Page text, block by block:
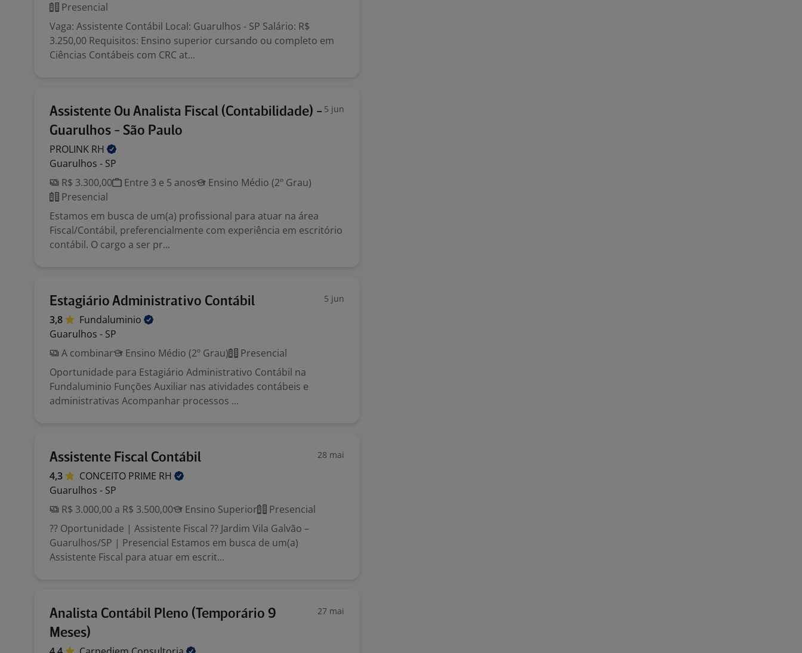
Presencial
Vaga: Assistente Contábil Local: Guarulhos - SP Salário: R$
3.250,00 Requisitos: Ensino superior cursando ou completo em
Ciências Contábeis com CRC at...
Assistente Ou Analista Fiscal (Contabilidade) -
Guarulhos - São Paulo
5 jun
PROLINK RH
Guarulhos - SP
R$ 3.300,00
Entre 3 e 5 anos
Ensino Médio (2º Grau)
Presencial
Estamos em busca de um(a) profissional para atuar na área
Fiscal/Contábil, preferencialmente com experiência em escritório
contábil. O cargo a ser pr...
Estagiário Administrativo Contábil 5 jun
3,8
Fundaluminio
Guarulhos - SP
A combinar
Ensino Médio (2º Grau)
Presencial
Oportunidade para Estagiário Administrativo Contábil na
Fundaluminio Funções Auxiliar nas atividades contábeis e
administrativas Acompanhar processos ...
Assistente Fiscal Contábil 28 mai
4,3 CONCEITO PRIME RH
Guarulhos - SP
R$ 3.000,00 a R$ 3.500,00
Ensino Superior
Presencial
?? Oportunidade | Assistente Fiscal ?? Jardim Vila Galvão –
Guarulhos/SP | Presencial Estamos em busca de um(a)
Assistente Fiscal para atuar em escrit...
Analista Contábil Pleno (Temporário 9
Meses)
27 mai